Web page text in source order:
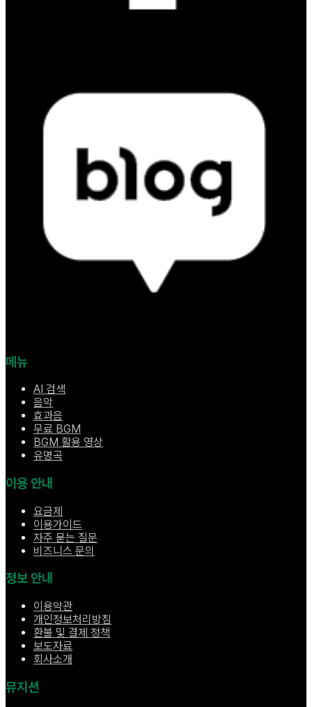
메뉴
AI 검색
음악
효과음
무료 BGM
BGM 활용 영상
유명곡
이용 안내
요금제
이용가이드
자주 묻는 질문
비즈니스 문의
정보 안내
이용약관
개인정보처리방침
환불 및 결제 정책
보도자료
회사소개
뮤지션